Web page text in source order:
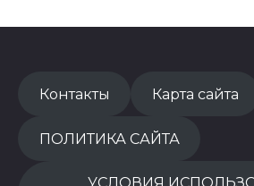
Контакты Карта сайта
ПОЛИТИКА САЙТА